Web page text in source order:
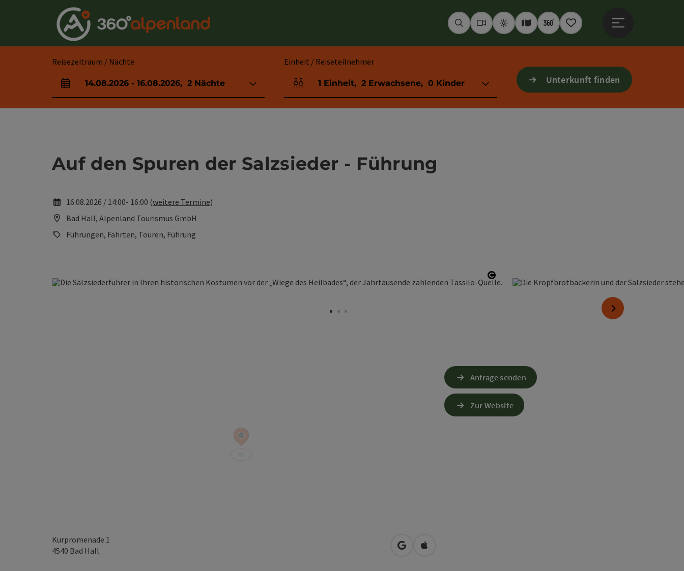
Accesskey
[0]
Zur NavigationAccesskey
[1]
Zum Seitenanfang[2]
Zur Kontaktseite Accesskey
[3]
Accesskey
[4]
Zum ImpressumAccesskey
[5]
Zu den Hinweisen zur Bedienung der Website
Zur StartseiteAccesskey
[7]
SuchenWebcams
WetterInteraktive Karte
360° Panoramen
Merkzettel
Reisezeitraum / Nächte
An- und Abreisefelder
14.08.2026 - 16.08.2026, 2 Nächte
Einheit / Reiseteilnehmer
Einheitenanzahl und Personenfelder
1 Einheit, 2 Erwachsene, 0 Kinder Unterkunft finden
Auf den Spuren der Salzsieder - Führung
16.08.2026 / 14:00- 16:00 (weitere Termine)
Bad Hall, Alpenland Tourismus GmbH
Führungen, Fahrten, Touren, Führung
Copyright öffnen
nächstes Element
Kurpromenade 1
4540 Bad Hall in Google Maps öffnen
in Apple Maps öffnen
Anfrage senden
Zur Website